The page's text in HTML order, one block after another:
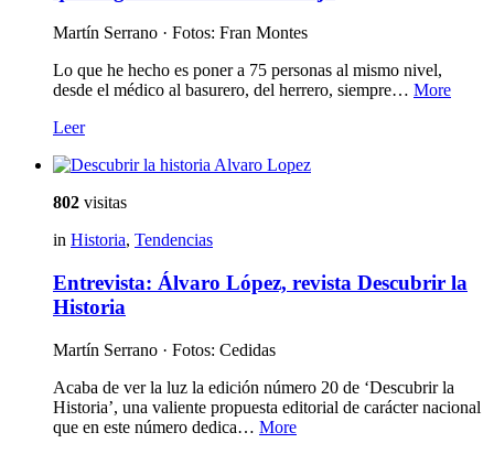
Martín Serrano · Fotos: Fran Montes
Lo que he hecho es poner a 75 personas al mismo nivel,
desde el médico al basurero, del herrero, siempre… More
Leer
802 visitas
in Historia, Tendencias
Entrevista: Álvaro López, revista Descubrir la
Historia
Martín Serrano · Fotos: Cedidas
Acaba de ver la luz la edición número 20 de ‘Descubrir la
Historia’, una valiente propuesta editorial de carácter nacional
que en este número dedica… More